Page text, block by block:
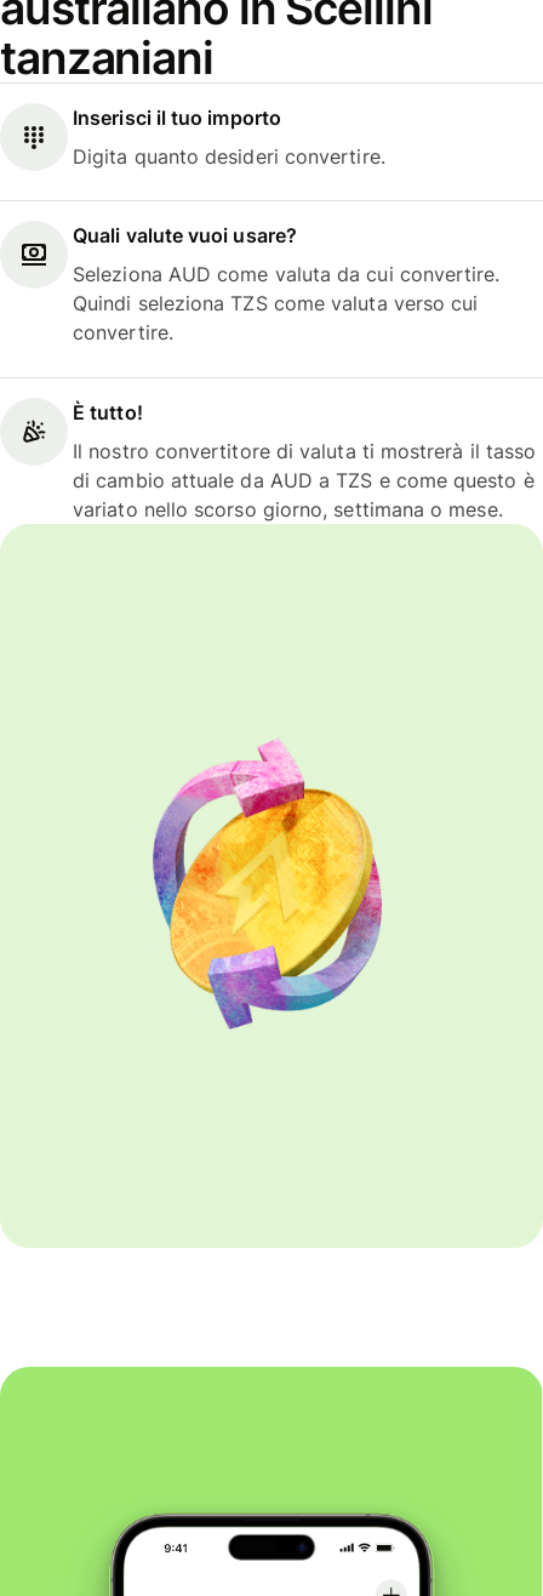
tanzaniani
Inserisci il tuo importo
Digita quanto desideri convertire.
Quali valute vuoi usare?
Seleziona AUD come valuta da cui convertire.
Quindi seleziona TZS come valuta verso cui
convertire.
È tutto!
Il nostro convertitore di valuta ti mostrerà il tasso
di cambio attuale da AUD a TZS e come questo è
variato nello scorso giorno, settimana o mese.